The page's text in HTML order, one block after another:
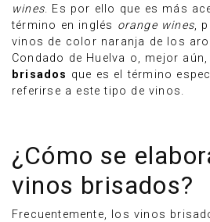
wines. Es por ello que es más
término en inglés orange wines,
vinos de color naranja de los
Condado de Huelva o, mejor
brisados que es el término
referirse a este tipo de vinos.
¿Cómo se
vinos brisados?
Frecuentemente, los vinos